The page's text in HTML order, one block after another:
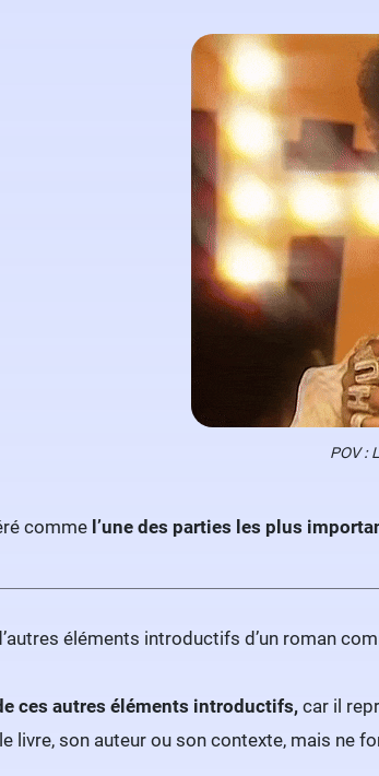
POV :
comme l’une des parties les plus
éléments introductifs d’un roman
ces autres éléments introductifs,car il
son auteur ou son contexte, mais ne